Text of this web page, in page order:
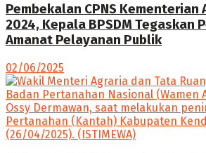
Pembekalan CPNS Kementerian
2024, Kepala BPSDM Tegaskan
Amanat Pelayanan Publik
02/06/2025